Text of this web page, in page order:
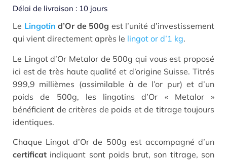
Délai de livraison : 10 jours
Le Lingotin d’Or de 500g est l’unité d’investissement
qui vient directement après le lingot or d’1 kg.
Le Lingot d’Or Metalor de 500g qui vous est proposé
ici est de très haute qualité et d’origine Suisse. Titrés
999,9 millièmes (assimilable à de l’or pur) et d’un
poids de 500g, les lingotins d’Or « Metalor »
bénéficient de critères de poids et de titrage toujours
identiques.
Chaque Lingot d’Or de 500g est accompagné d’un
certificat indiquant sont poids brut, son titrage, son